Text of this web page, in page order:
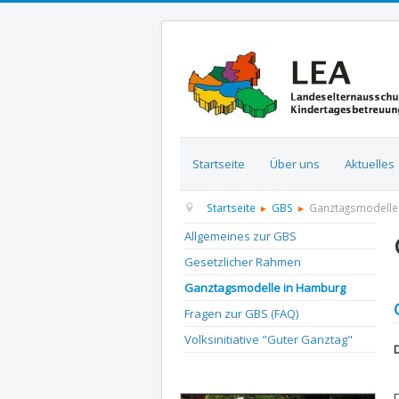
Startseite Über uns Aktuelles
Startseite GBS
Allgemeines zur GBS
Gesetzlicher Rahmen
Ganztagsmodelle in Hamburg
Fragen zur GBS (FAQ)
Volksinitiative "Guter Ganztag"